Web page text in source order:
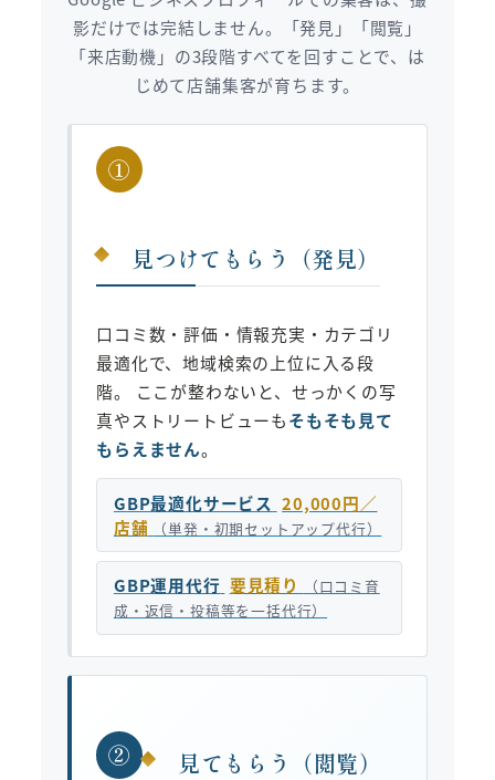
影だけでは完結しません。「発見」「閲覧」
「来店動機」の3段階すべてを回すことで、は
じめて店舗集客が育ちます。
①
見つけてもらう（発見）
口コミ数・評価・情報充実・カテゴリ
最適化で、地域検索の上位に入る段
階。 ここが整わないと、せっかくの写
真やストリートビューもそもそも見て
もらえません。
GBP最適化サービス 20,000円／
店舗
（単発・初期セットアップ代行）
GBP運用代行 要見積り
（口コミ育
成・返信・投稿等を一括代行）
② 見てもらう（閲覧）